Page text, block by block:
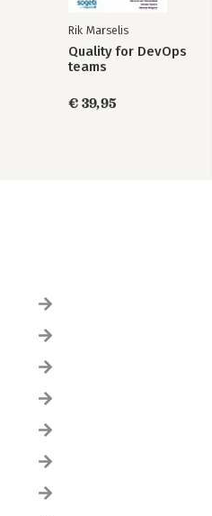
Rik Marselis
Quality for DevOps
teams
€ 39,95